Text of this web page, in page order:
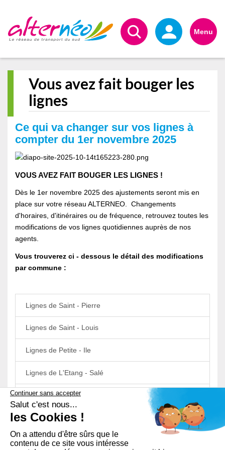
Menu
Vous avez fait bouger les
lignes
Ce qui va changer sur vos lignes à
compter du 1er novembre 2025
VOUS AVEZ FAIT BOUGER LES LIGNES !
Dès le 1er novembre 2025 des ajustements seront mis en
place sur votre réseau ALTERNEO. Changements
d'horaires, d'itinéraires ou de fréquence, retrouvez toutes les
modifications de vos lignes quotidiennes auprès de nos
agents.
Vous trouverez ci - dessous le détail des modifications
par commune :
Lignes de Saint - Pierre
Lignes de Saint - Louis
Lignes de Petite - Ile
Lignes de L'Etang - Salé
Lignes de Cilaos
Lignes des Avirons